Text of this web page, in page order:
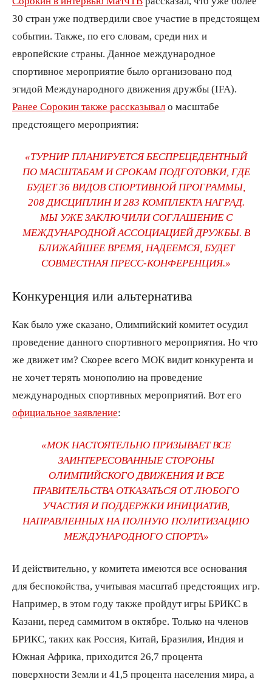
30 стран уже подтвердили свое участие в предстоящем
событии. Также, по его словам, среди них и
европейские страны. Данное международное
спортивное мероприятие было организовано под
эгидой Международного движения дружбы (IFA).
Ранее Сорокин также рассказывал о масштабе
предстоящего мероприятия:
«ТУРНИР ПЛАНИРУЕТСЯ БЕСПРЕЦЕДЕНТНЫЙ
ПО МАСШТАБАМ И СРОКАМ ПОДГОТОВКИ, ГДЕ
БУДЕТ 36 ВИДОВ СПОРТИВНОЙ ПРОГРАММЫ,
208 ДИСЦИПЛИН И 283 КОМПЛЕКТА НАГРАД.
МЫ УЖЕ ЗАКЛЮЧИЛИ СОГЛАШЕНИЕ С
МЕЖДУНАРОДНОЙ АССОЦИАЦИЕЙ ДРУЖБЫ. В
БЛИЖАЙШЕЕ ВРЕМЯ, НАДЕЕМСЯ, БУДЕТ
СОВМЕСТНАЯ ПРЕСС-КОНФЕРЕНЦИЯ.»
Конкуренция или альтернатива
Как было уже сказано, Олимпийский комитет осудил
проведение данного спортивного мероприятия. Но что
же движет им? Скорее всего МОК видит конкурента и
не хочет терять монополию на проведение
международных спортивных мероприятий. Вот его
официальное заявление:
«МОК НАСТОЯТЕЛЬНО ПРИЗЫВАЕТ ВСЕ
ЗАИНТЕРЕСОВАННЫЕ СТОРОНЫ
ОЛИМПИЙСКОГО ДВИЖЕНИЯ И ВСЕ
ПРАВИТЕЛЬСТВА ОТКАЗАТЬСЯ ОТ ЛЮБОГО
УЧАСТИЯ И ПОДДЕРЖКИ ИНИЦИАТИВ,
НАПРАВЛЕННЫХ НА ПОЛНУЮ ПОЛИТИЗАЦИЮ
МЕЖДУНАРОДНОГО СПОРТА»
И действительно, у комитета имеются все основания
для беспокойства, учитывая масштаб предстоящих игр.
Например, в этом году также пройдут игры БРИКС в
Казани, перед саммитом в октябре. Только на членов
БРИКС, таких как Россия, Китай, Бразилия, Индия и
Южная Африка, приходится 26,7 процента
поверхности Земли и 41,5 процента населения мира, а